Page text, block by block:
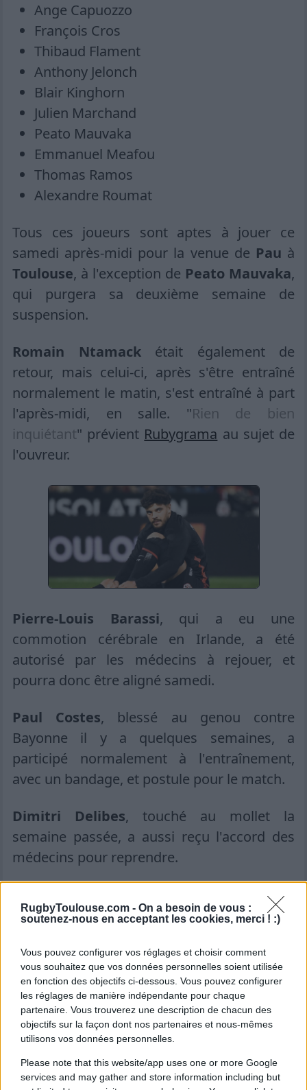
RugbyToulouse.com - On a besoin de vous :
soutenez-nous en acceptant les cookies, merci ! :)
Vous pouvez configurer vos réglages et choisir comment
vous souhaitez que vos données personnelles soient utilisée
en fonction des objectifs ci-dessous. Vous pouvez configurer
les réglages de manière indépendante pour chaque
partenaire. Vous trouverez une description de chacun des
objectifs sur la façon dont nos partenaires et nous-mêmes
utilisons vos données personnelles.
Please note that this website/app uses one or more Google
services and may gather and store information including but
Ange Capuozzo
François Cros
Thibaud Flament
Anthony Jelonch
Blair Kinghorn
Julien Marchand
Peato Mauvaka
Emmanuel Meafou
Thomas Ramos
Alexandre Roumat
Tous ces joueurs sont aptes à jouer ce
samedi après-midi pour la venue de Pau à
Toulouse, à l'exception de Peato Mauvaka,
qui purgera sa deuxième semaine de
suspension.
Romain Ntamackétait également de
retour, mais celui-ci, après s'être entraîné
normalement le matin, s'est entraîné à part
l'après-midi, en salle. "Rien de bien
inquiétant" prévient Rubygrama au sujet de
l'ouvreur.
Pierre-Louis Barassi, qui a eu une
commotion cérébrale en Irlande, a été
autorisé par les médecins à rejouer, et
pourra donc être aligné samedi.
Paul Costes, blessé au genou contre
Bayonne il y a quelques semaines, a
participé normalement à l'entraînement,
avec un bandage, et postule pour le match.
Dimitri Delibes, touché au mollet la
semaine passée, a aussi reçu l'accord des
médecins pour reprendre.
Santiago Chocobares
ressent une gêne à un ischio, et s'est
Et, évidemment,Antoine Dupontétait
absent et s'est fait opérer avec succès,
comme il l'a annoncé sur ses réseaux
sociaux :
? Ça y est, Antoine@Dupont9As'est fait